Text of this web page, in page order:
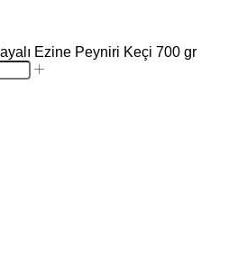
Ezine Peyniri Keçi 700 gr